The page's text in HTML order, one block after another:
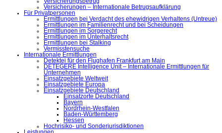
Versicherungen – Internationale Betrugsaufklärung
Für Privatpersonen
Ermittlungen bei Verdacht des ehewidrigen Verhaltens (Untreue)
Ermittlungen im Familienrecht und bei Scheidungen
Ermittlungen im Sorgerecht
Ermittlungen im Unterhaltsrecht
Ermittlungen bei Stalking
Vermisstensuche
Internationale Ermittlungen
Detektei für den Flughafen Frankfurt am Main
DETEGERE Intelligence Unit – Internationale Ermittlungen für
Unternehmen
Einsatzgebiete Weltweit
Einsatzgebiete Europa
Einsatzgebiete Deutschland
Einsatzorte Deutschland
Bayern
Nordrhein-Westfalen
Baden-Württemberg
Hessen
Hochrisiko- und Sonderjurisdiktionen
Leistungen